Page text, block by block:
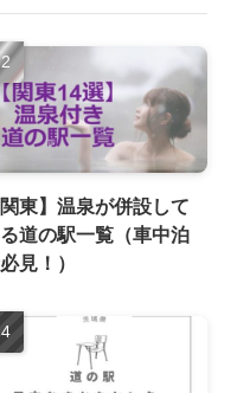
関東】温泉が併設して
道の駅一覧（車中泊
見！）